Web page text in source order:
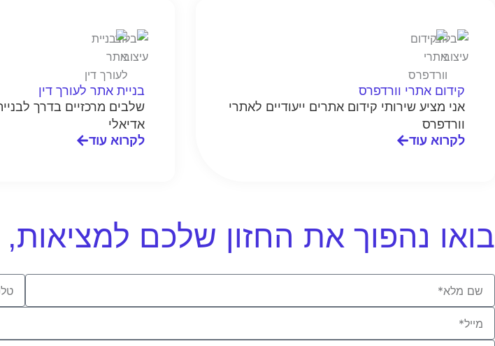
קידום אתרי וורדפרס
אני מציע שירותי קידום אתרים ייעודיים לאתרי
וורדפרס
לקרוא עוד
בניית אתר לעורך דין
שלבים מרכזיים בדרך
אדיאלי
לקרוא עוד
בואו נהפוך את החזון שלכם
Name
Phone